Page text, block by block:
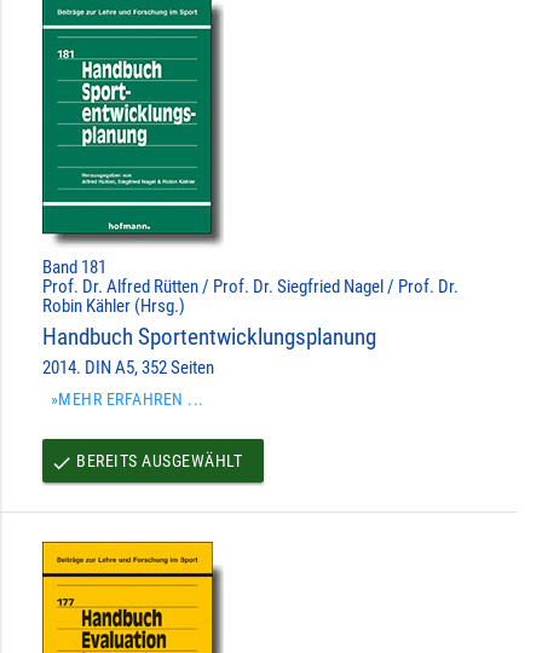
Band 181
Prof. Dr. Alfred Rütten / Prof. Dr. Siegfried Nagel / Prof. Dr.
Robin Kähler (Hrsg.)
Handbuch Sportentwicklungsplanung
2014. DIN A5, 352 Seiten
»MEHR ERFAHREN ...
done BEREITS AUSGEWÄHLT